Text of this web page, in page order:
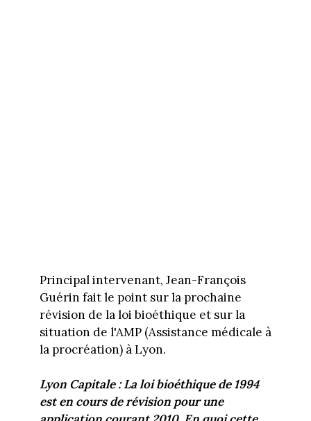
Principal intervenant, Jean-François
Guérin fait le point sur la prochaine
révision de la loi bioéthique et sur la
situation de l'AMP (Assistance médicale à
la procréation) à Lyon.
Lyon Capitale : La loi bioéthique de 1994
est en cours de révision pour une